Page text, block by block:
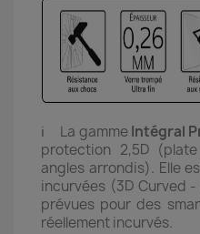
ℹ️ La gammeIntégral
protection 2,5D
angles arrondis). Elle
incurvées (3D Curved
prévues pour des
réellement incurvés.